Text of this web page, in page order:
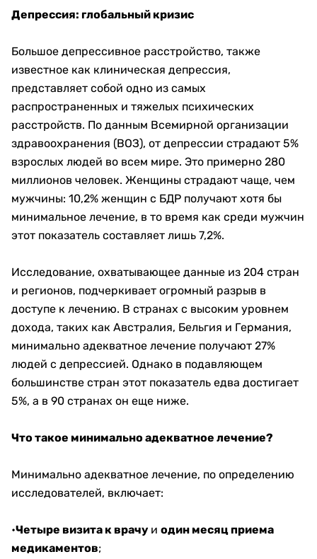
Депрессия: глобальный кризис
Большое депрессивное расстройство, также
известное как клиническая депрессия,
представляет собой одно из самых
распространенных и тяжелых психических
расстройств. По данным Всемирной организации
здравоохранения (ВОЗ), от депрессии страдают 5%
взрослых людей во всем мире. Это примерно 280
миллионов человек. Женщины страдают чаще, чем
мужчины: 10,2% женщин с БДР получают хотя бы
минимальное лечение, в то время как среди мужчин
этот показатель составляет лишь 7,2%.
Исследование, охватывающее данные из 204 стран
и регионов, подчеркивает огромный разрыв в
доступе к лечению. В странах с высоким уровнем
дохода, таких как Австралия, Бельгия и Германия,
минимально адекватное лечение получают 27%
людей с депрессией. Однако в подавляющем
большинстве стран этот показатель едва достигает
5%, а в 90 странах он еще ниже.
Что такое минимально адекватное лечение?
Минимально адекватное лечение, по определению
исследователей, включает:
•Четыре визита к врачу и один месяц приема
медикаментов;